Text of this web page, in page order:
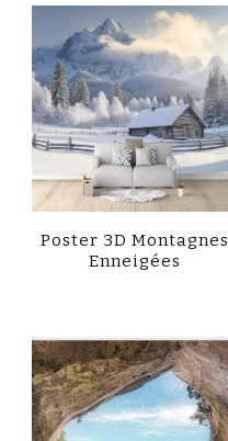
Poster 3D Montagnes
Enneigées